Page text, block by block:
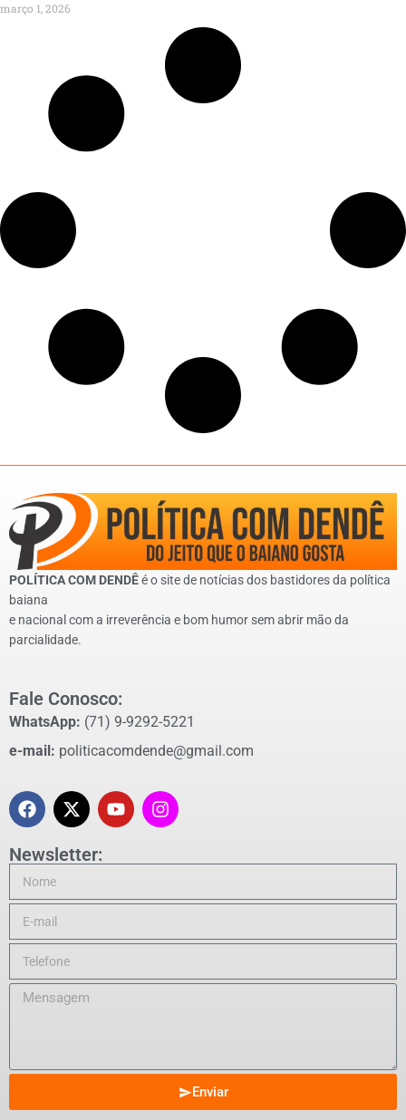
março 1, 2026
POLÍTICA COM DENDÊé o site de notícias dos bastidores da política
baiana
e nacional com a irreverência e bom humor sem abrir mão da
parcialidade.
Fale Conosco:
WhatsApp: (71) 9-9292-5221
e-mail: politicacomdende@gmail.com
Newsletter:
Enviar